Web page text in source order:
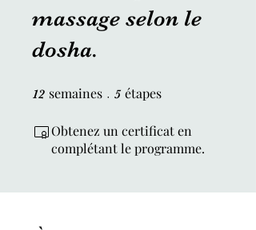
massage selon le
dosha.
12 semaines 12 semaines
5 étapes
Obtenez un certificat en
complétant le programme.